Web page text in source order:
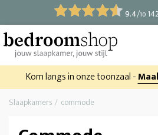
9.4/10
Kom langs in onze toonzaal -
Slaapkamers commode